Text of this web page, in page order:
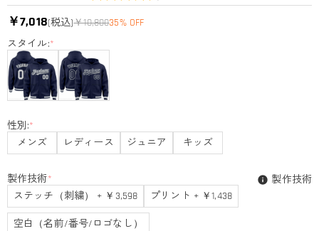
￥7,018(税込)￥10,80035% OFF
スタイル:*
性別:*
メンズ
レディース ジュニア キッズ
製作技術*
ステッチ（刺繍） + ￥3,598
プリント + ￥1,438
空白（名前/番号/ロゴなし）
製作技術